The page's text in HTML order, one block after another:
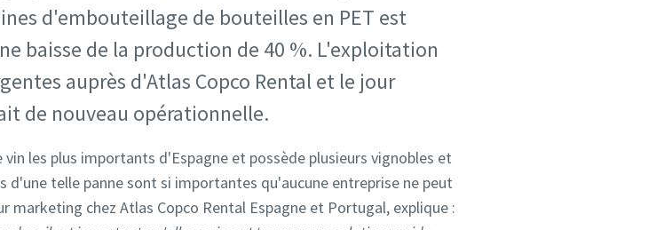
d'embouteillage de bouteilles en PET est
baisse de la production de 40 %. L'exploitation
auprès d'Atlas Copco Rental et le jour
de nouveau opérationnelle.
les plus importants d'Espagne et possède plusieurs vignobles et
d'une telle panne sont si importantes qu'aucune entreprise ne peut
marketing chez Atlas Copco Rental Espagne et Portugal, explique :